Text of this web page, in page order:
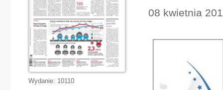
08 kwietnia
Wydanie: 10110